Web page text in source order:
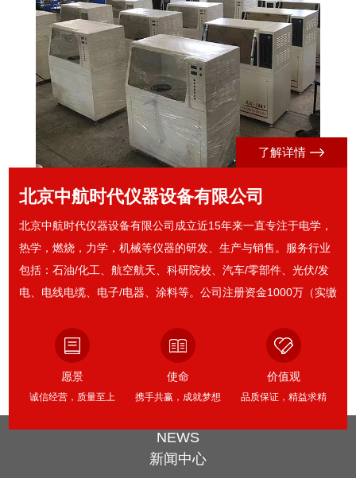
了解详情
北京中航时代仪器设备有限公司
北京中航时代仪器设备有限公司成立近15年来一直专注于电学，
热学，燃烧，力学，机械等仪器的研发、生产与销售。服务行业
包括：石油/化工、航空航天、科研院校、汽车/零部件、光伏/发
电、电线电缆、电子/电器、涂料等。公司注册资金1000万（实缴
过ISO9001质量管理体系认证、ISO14001环境管理体系认证、
ISO45001职业健康安全管理体系认证。公司总部坐落于美丽富饶
的政治经济文化交流中心—北京市，物华天宝，人杰地灵。
北京中航时代仪器...
愿景
诚信经营，质量至上
使命
携手共赢，成就梦想
价值观
品质保证，精益求精
NEWS
新闻中心